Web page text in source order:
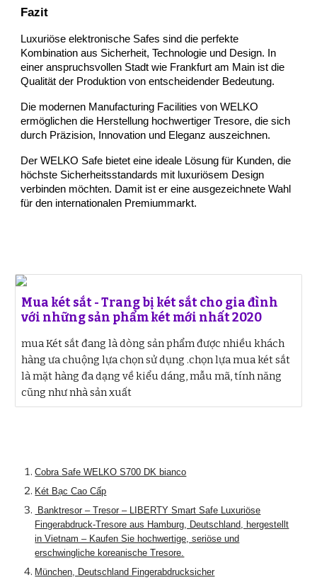
Fazit
Luxuriöse elektronische Safes sind die perfekte
Kombination aus Sicherheit, Technologie und Design. In
einer anspruchsvollen Stadt wie Frankfurt am Main ist die
Qualität der Produktion von entscheidender Bedeutung.
Die modernen Manufacturing Facilities von WELKO
ermöglichen die Herstellung hochwertiger Tresore, die sich
durch Präzision, Innovation und Eleganz auszeichnen.
Der WELKO Safe bietet eine ideale Lösung für Kunden, die
höchste Sicherheitsstandards mit luxuriösem Design
verbinden möchten. Damit ist er eine ausgezeichnete Wahl
für den internationalen Premiummarkt.
Mua két sắt - Trang bị két sắt cho gia đình
với những sản phẩm két mới nhất 2020
mua Két sắt đang là dòng sản phẩm được nhiều khách
hàng ưa chuộng lựa chọn sử dụng .chọn lựa mua két sắt
là mặt hàng đa dạng về kiểu dáng, mẫu mã, tính năng
cũng như nhà sản xuất
Cobra Safe WELKO S700 DK bianco
Két Bạc Cao Cấp
Banktresor – Tresor – LIBERTY Smart Safe Luxuriöse
Fingerabdruck-Tresore aus Hamburg, Deutschland, hergestellt
in Vietnam – Kaufen Sie hochwertige, seriöse und
erschwingliche koreanische Tresore.
München, Deutschland Fingerabdrucksicher